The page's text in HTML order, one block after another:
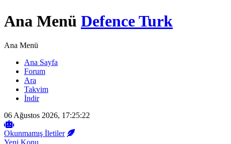
Ana Menü Defence Turk
Ana Menü
Ana Sayfa
Forum
Ara
Takvim
İndir
06 Ağustos 2026, 17:25:22
Okunmamış İletiler
Yeni Konu